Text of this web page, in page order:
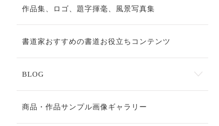
作品集、ロゴ、題字揮毫、風景写真集
書道家おすすめの書道お役立ちコンテンツ
BLOG
商品・作品サンプル画像ギャラリー